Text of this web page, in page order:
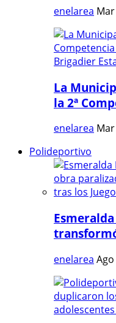
enelarea
La
la 2ª
enelarea
Polideportivo
enelarea